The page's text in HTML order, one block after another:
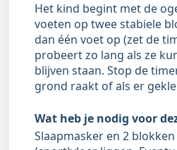
Het kind begint met de
voeten op twee stabiele
dan één voet op (zet de
probeert zo lang als ze
blijven staan. Stop de
grond raakt of als er
Wat heb je nodig voor
Slaapmasker en 2